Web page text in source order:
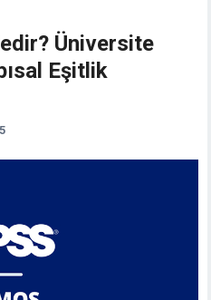
Üniversite
Eşitlik